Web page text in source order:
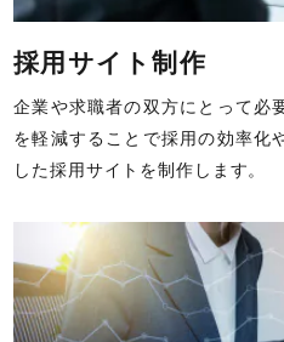
採用サイト制作
企業や求職者の双方にとって必
を軽減することで採用の効率化
した採用サイトを制作します。